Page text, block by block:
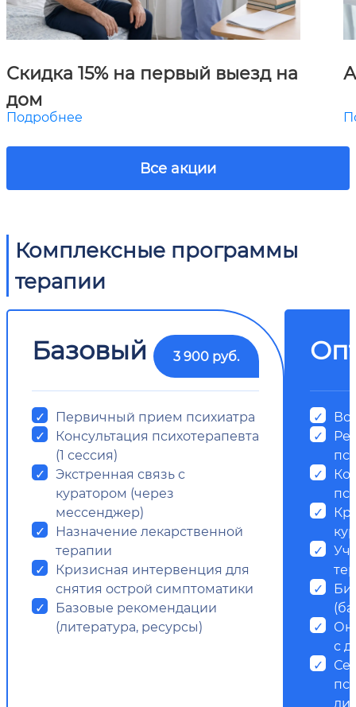
Скидка 15% на первый выезд на
дом
Подробнее
Все акции
Комплексные программы
терапии
Базовый 3 900 руб.
Первичный прием психиатра
Консультация психотерапевта
(1 сессия)
Экстренная связь с
куратором (через
мессенджер)
Назначение лекарственной
терапии
Кризисная интервенция для
снятия острой симптоматики
Базовые рекомендации
(литература, ресурсы)
с